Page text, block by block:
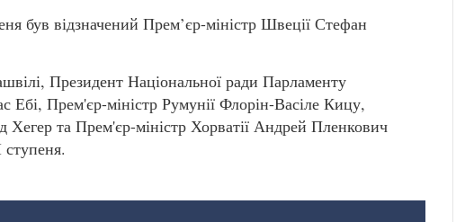
був відзначений Прем’єр-міністр Швеції Стефан
Президент Національної ради Парламенту
Ебі, Прем'єр-міністр Румунії Флорін-Васіле Кицу,
Хегер та Прем'єр-міністр Хорватії Андрей Пленкович
ступеня.